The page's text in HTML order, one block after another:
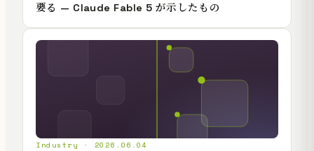
要る — Claude Fable 5 が示したもの
Industry · 2026.06.04